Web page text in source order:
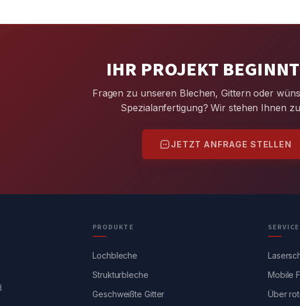
IHR PROJEKT
Fragen zu unseren Blechen, Gittern oder
Spezialanfertigung? Wir stehen Ihnen
JETZT ANFRAGE STELLEN
PRODUKTE
Lochbleche
Strukturbleche
Geschweißte Gitter
SERVICE
Mobile
Über